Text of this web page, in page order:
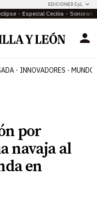
EDICIONES CyL
Especial Cecilia
INNOVADORES MUNDO
por
navaja al
en